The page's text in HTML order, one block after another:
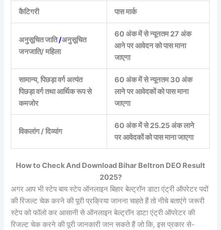
कैटिगरी
पास मार्क
अनुसूचित जाति/अनुसूचित
जनजाति/ महिला
60 अंक में से न्यूनतम 27 अंक
आने पर आवेदन को पास माना
जाएगा
सामान्य, पिछड़ा वर्ग अत्यंत
पिछड़ा वर्ग तथा आर्थिक रूप से
कमजोर
60 अंक में से न्यूनतम 30 अंक
लाने पर आवेदकों को पास माना
जाएगा
विकलांग / दिव्यांग
60 अंक में से 25.25 अंक लाने
पर आवेदकों को पास माना जाएगा
Howto Check And Download Bihar Beltron DEO Result
2025?
अगर आप भी स्टेप बाय स्टेप ऑनलाइन बिहार बेल्ट्रॉन डाटा एंट्री ऑपरेटर पदों
की रिजल्ट चेक करने की पूरी प्रक्रिया जानना चाहते हैं तो नीचे बताएंगे जरूरी
स्टेप को फॉलो कर आसानी से ऑनलाइन बेल्ट्रॉन डाटा एंट्री ऑपरेटर की
रिजल्ट चेक करने की पूरी जानकारी जान सकते हैं जो कि, इस प्रकार से-